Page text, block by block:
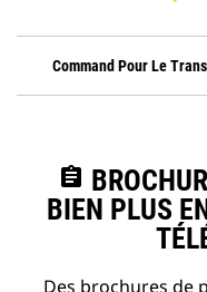
Command Pour Le
assignment
BIEN PLUS
Des brochures de